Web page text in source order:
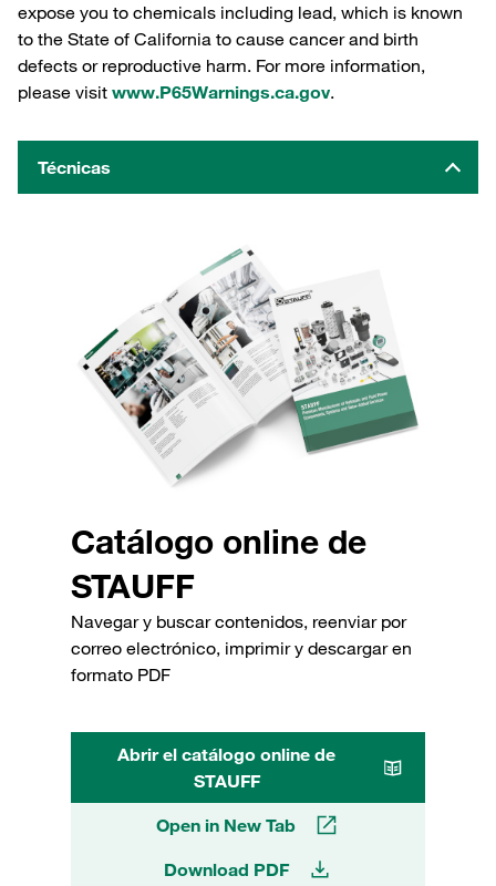
expose you to chemicals including lead, which is known
to the State of California to cause cancer and birth
defects or reproductive harm. For more information,
please visit www.P65Warnings.ca.gov.
Técnicas
Catálogo online de
STAUFF
Navegar y buscar contenidos, reenviar por
correo electrónico, imprimir y descargar en
formato PDF
Abrir el catálogo online de
STAUFF
Open in New Tab
Download PDF